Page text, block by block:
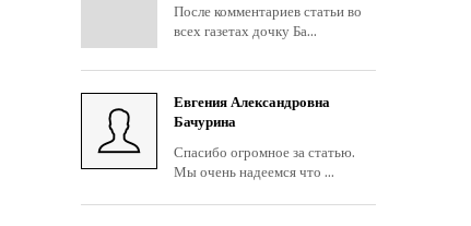
После комментариев статьи во
всех газетах дочку Ба...
Евгения Александровна
Бачурина
Спасибо огромное за статью.
Мы очень надеемся что ...